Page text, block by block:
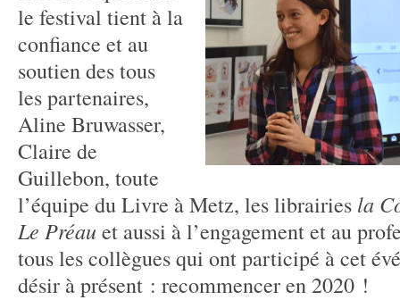
le festival tient à la
confiance et au
soutien des tous
les partenaires,
Aline Bruwasser,
Claire de
Guillebon, toute
l’équipe du Livre à Metz, les librairies la
Le Préauet aussi à l’engagement et au
tous les collègues qui ont participé à cet
désir à présent : recommencer en 2020 !